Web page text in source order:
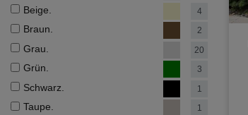
Beige. 4
Braun. 2
Grau. 20
Grün. 3
Schwarz. 1
Taupe. 1